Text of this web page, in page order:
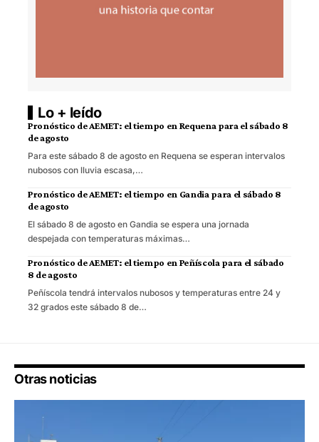
Lo + leído
Pronóstico de AEMET: el tiempo en Requena para el sábado 8
de agosto
Para este sábado 8 de agosto en Requena se esperan intervalos
nubosos con lluvia escasa,…
Pronóstico de AEMET: el tiempo en Gandia para el sábado 8
de agosto
El sábado 8 de agosto en Gandia se espera una jornada
despejada con temperaturas máximas…
Pronóstico de AEMET: el tiempo en Peñíscola para el sábado
8 de agosto
Peñíscola tendrá intervalos nubosos y temperaturas entre 24 y
32 grados este sábado 8 de…
Otras noticias